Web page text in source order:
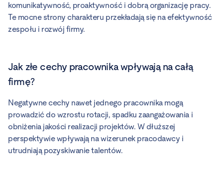
komunikatywność, proaktywność i dobrą organizację pracy.
Te mocne strony charakteru przekładają się na efektywność
zespołu i rozwój firmy.
Jak złe cechy pracownika wpływają na całą
firmę?
Negatywne cechy nawet jednego pracownika mogą
prowadzić do wzrostu rotacji, spadku zaangażowania i
obniżenia jakości realizacji projektów. W dłuższej
perspektywie wpływają na wizerunek pracodawcy i
utrudniają pozyskiwanie talentów.